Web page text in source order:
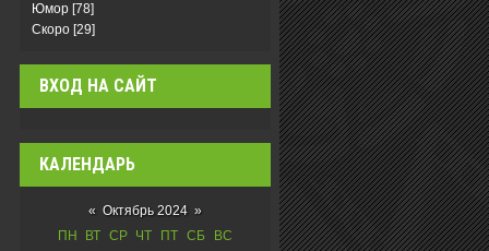
Юмор [78]
Скоро [29]
ВХОД НА САЙТ
КАЛЕНДАРЬ
« Октябрь 2024 »
ПН
ВТ СР ЧТ ПТ СБ
ВС